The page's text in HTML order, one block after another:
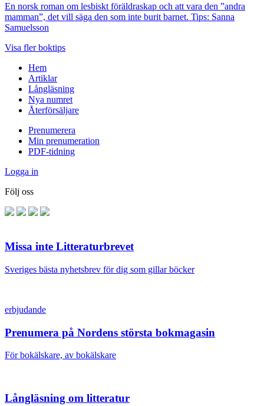
En norsk roman om lesbiskt föräldraskap och att vara den ”andra
mamman”, det vill säga den som inte burit barnet. Tips: Sanna
Samuelsson
Visa fler boktips
Hem
Artiklar
Långläsning
Nya numret
Återförsäljare
Prenumerera
Min prenumeration
PDF-tidning
Logga in
Följ oss
Missa inte Litteraturbrevet
Sveriges bästa nyhetsbrev för dig som gillar böcker
erbjudande
Prenumera på Nordens största bokmagasin
För bokälskare, av bokälskare
Långläsning om litteratur